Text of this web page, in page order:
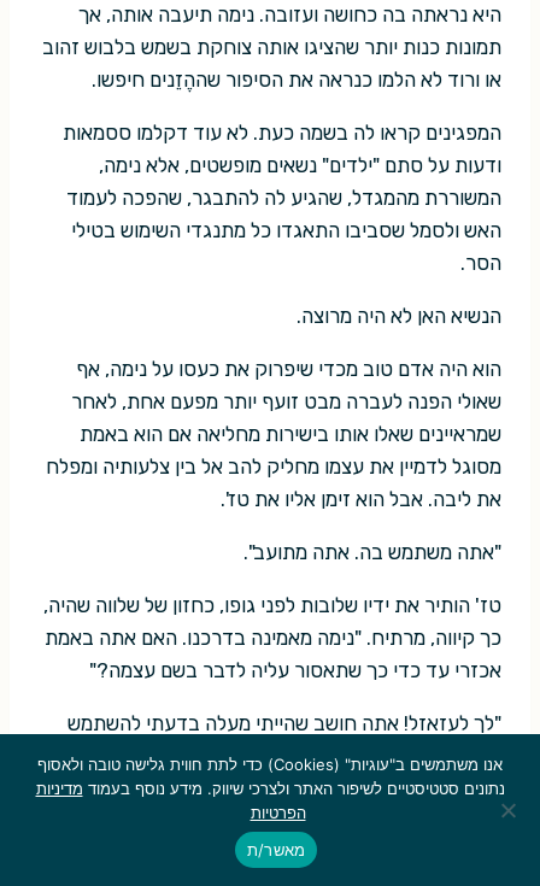
היא נראתה בה כחושה ועזובה. נימה תיעבה אותה, אך
תמונות כנות יותר שהציגו אותה צוחקת בשמש בלבוש זהוב
או ורוד לא הלמו כנראה את הסיפור שההֶזֵנים חיפשו.
המפגינים קראו לה בשמה כעת. לא עוד דקלמו ססמאות
ודעות על סתם "ילדים" נשאים מופשטים, אלא נימה,
המשוררת מהמגדל, שהגיע לה להתבגר, שהפכה לעמוד
האש ולסמל שסביבו התאגדו כל מתנגדי השימוש בטילי
הסר.
הנשיא האן לא היה מרוצה.
הוא היה אדם טוב מכדי שיפרוק את כעסו על נימה, אף
שאולי הפנה לעברה מבט זועף יותר מפעם אחת, לאחר
שמראיינים שאלו אותו בישירות מחליאה אם הוא באמת
מסוגל לדמיין את עצמו מחליק להב אל בין צלעותיה ומפלח
את ליבה. אבל הוא זימן אליו את טז'.
"אתה משתמש בה. אתה מתועב".
טז' הותיר את ידיו שלובות לפני גופו, כחזון של שלווה שהיה,
כך קיווה, מרתיח. "נימה מאמינה בדרכנו. האם אתה באמת
אכזרי עד כדי כך שתאסור עליה לדבר בשם עצמה?"
"לך לעזאזל! אתה חושב שהייתי מעלה בדעתי להשתמש
בדברים המקוללים האלה אילו הייתי חושב שיש לי ברירה
אחרת? ואתה רוצה להציב אותנו בין הפטיש של השמדה
ממעבר לים לבין הסדן של מרחץ דמים מבית, פה בארצנו,
אם אצטרך ללכלך את ידיי כפי ש אתם
אנו משתמשים ב"עוגיות" (Cookies) כדי לתת חווית גלישה טובה ולאסוף
נתונים סטטיסטיים לשיפור האתר ולצרכי שיווק. מידע נוסף בעמוד מדיניות
הפרטיות
מאשר/ת